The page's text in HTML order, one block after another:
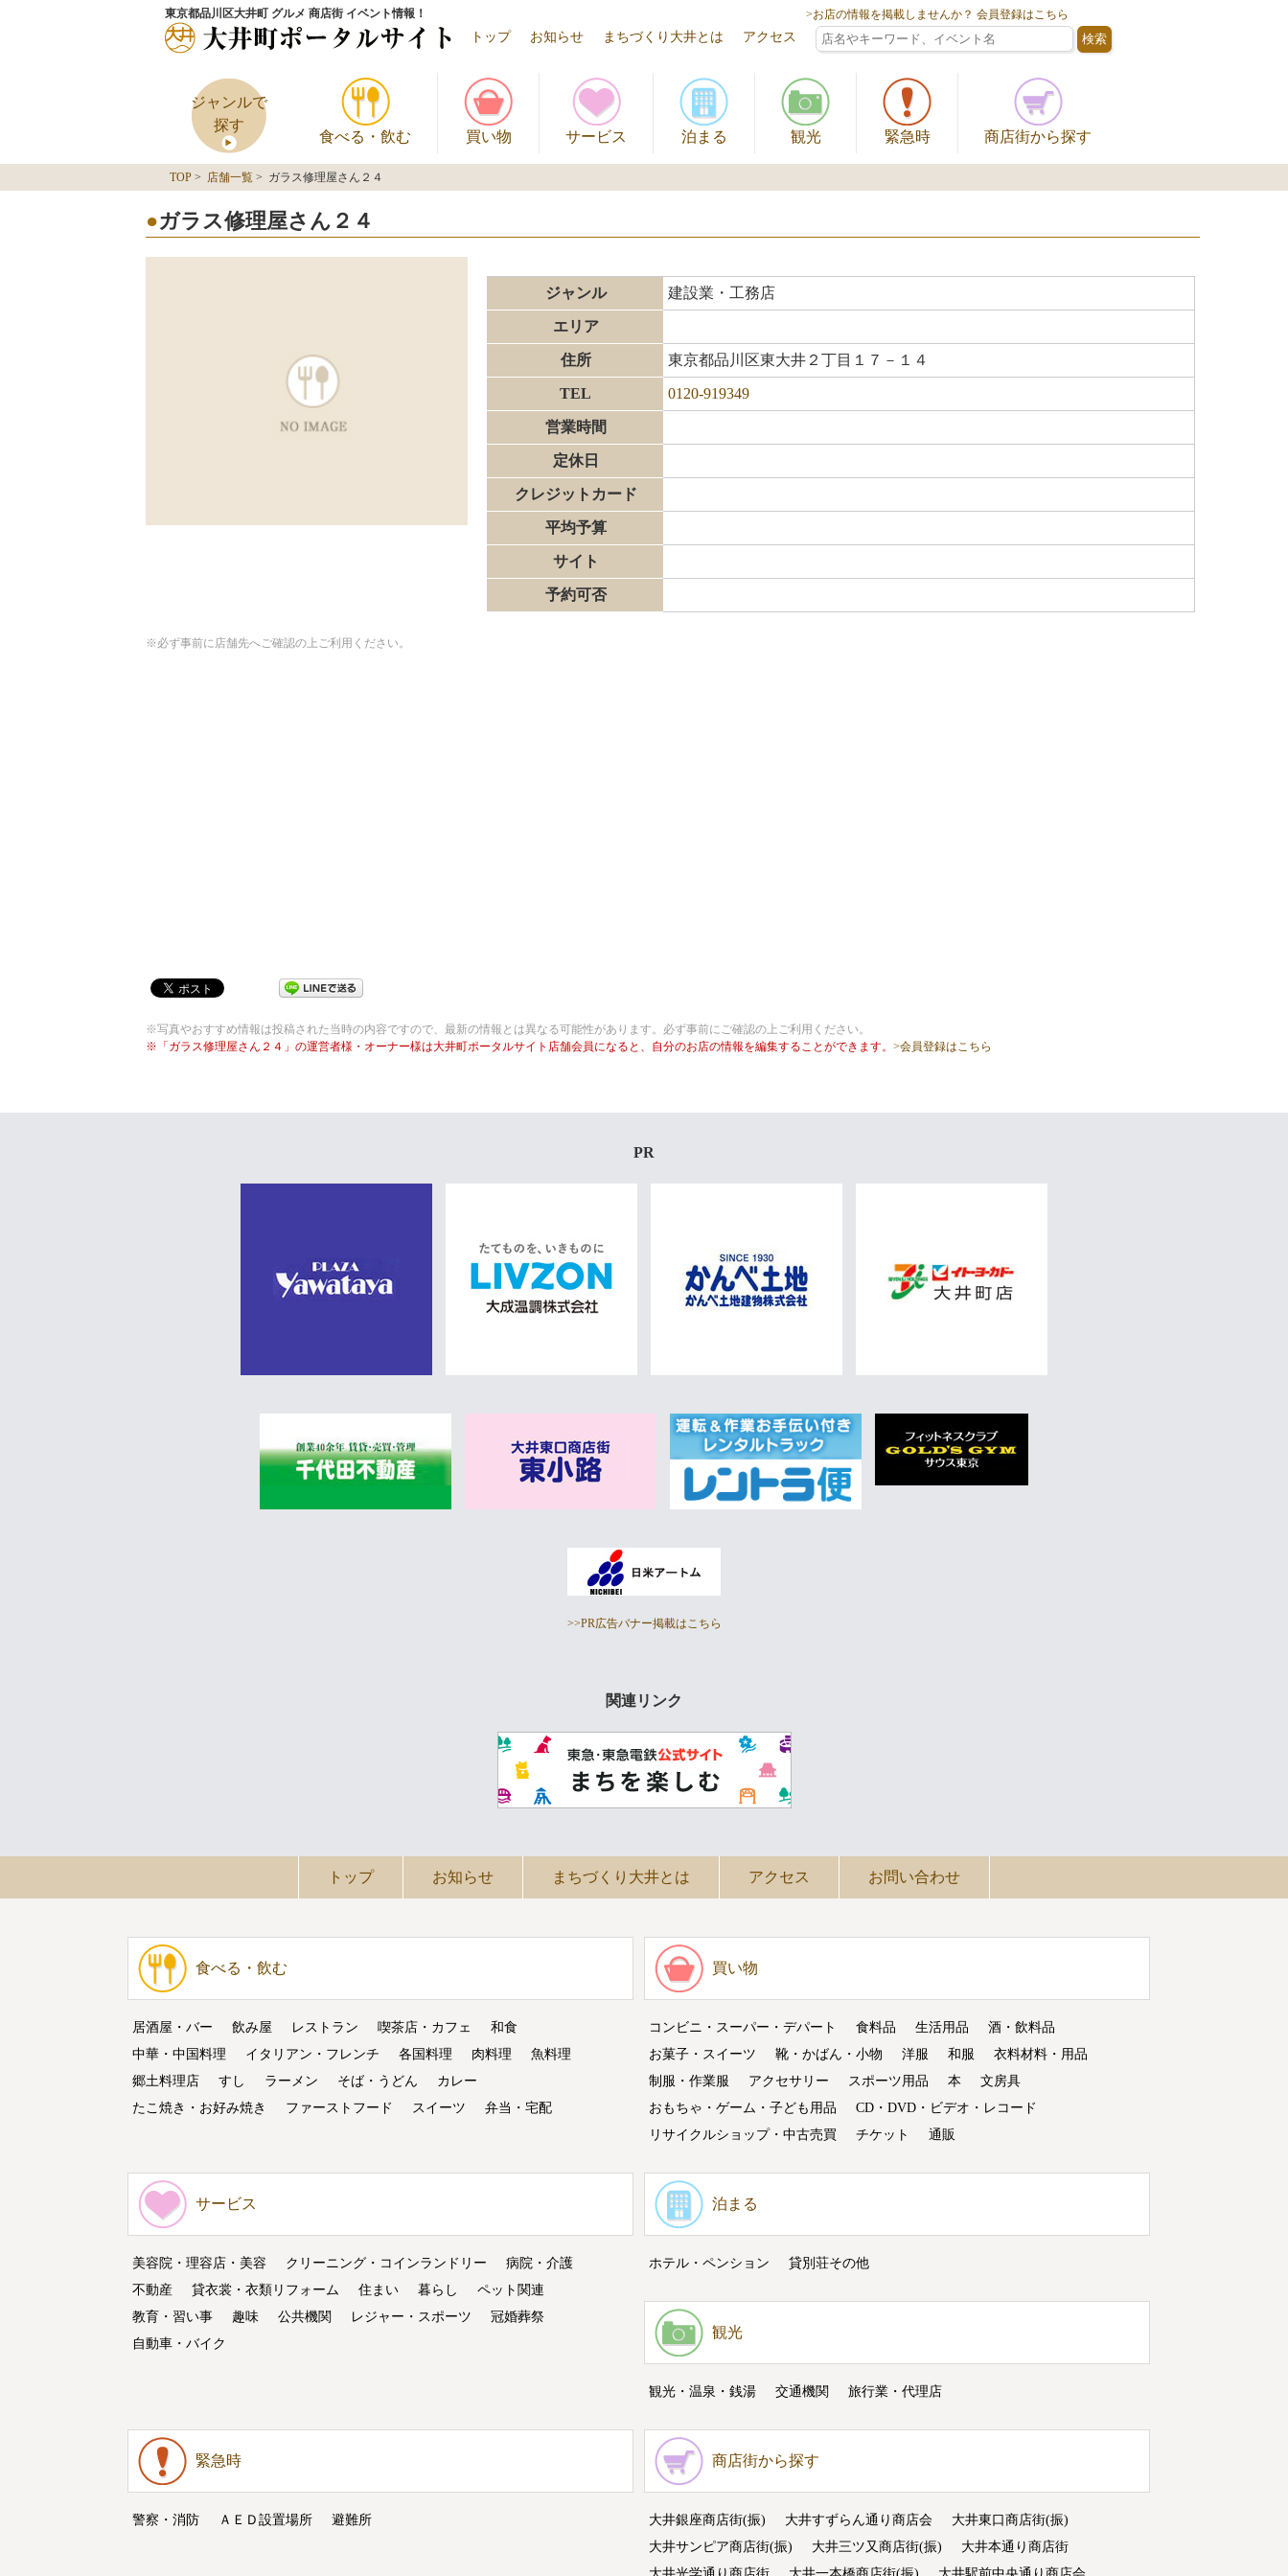
東京都品川区大井町 グルメ 商店街 イベント情報！ >お店の情報を掲載しませんか？ 会員登録はこちら
トップ お知らせ まちづくり大井とは アクセス
ジャンルで
探す
食べる・飲む 買い物 サービス 泊まる 観光 緊急時 商店街から探す
TOP > 店舗一覧 > ガラス修理屋さん２４
ガラス修理屋さん２４
ジャンル 建設業・工務店
エリア
住所 東京都品川区東大井２丁目１７－１４
TEL 0120-919349
営業時間
定休日
クレジットカード
平均予算
サイト
予約可否
※必ず事前に店舗先へご確認の上ご利用ください。
※写真やおすすめ情報は投稿された当時の内容ですので、最新の情報とは異なる可能性があります。必ず事前にご確認の上ご利用ください。
※「ガラス修理屋さん２４」の運営者様・オーナー様は大井町ポータルサイト店舗会員になると、自分のお店の情報を編集することができます。 >会員登録はこちら
PR
>>PR広告バナー掲載はこちら
関連リンク
トップ お知らせ まちづくり大井とは アクセス お問い合わせ
食べる・飲む
居酒屋・バー 飲み屋 レストラン 喫茶店・カフェ
和食
中華・中国料理
イタリアン・フレンチ 各国料理 肉料理
魚料理
郷土料理店
すし ラーメン そば・うどん
カレー
たこ焼き・お好み焼き
ファーストフード スイーツ 弁当・宅配
買い物
コンビニ・スーパー・デパート 食料品 生活用品
酒・飲料品
お菓子・スイーツ
靴・かばん・小物 洋服 和服
衣料材料・用品
制服・作業服
アクセサリー スポーツ用品 本
文房具
おもちゃ・ゲーム・子ども用品
CD・DVD・ビデオ・レコード
リサイクルショップ・中古売買
チケット 通販
サービス
美容院・理容店・美容 クリーニング・コインランドリー
病院・介護
不動産
貸衣裳・衣類リフォーム 住まい 暮らし
ペット関連
教育・習い事
趣味 公共機関 レジャー・スポーツ
冠婚葬祭
自動車・バイク
泊まる
ホテル・ペンション 貸別荘その他
観光
観光・温泉・銭湯 交通機関 旅行業・代理店
緊急時
警察・消防 ＡＥＤ設置場所 避難所
商店街から探す
大井銀座商店街(振) 大井すずらん通り商店会
大井東口商店街(振)
大井サンピア商店街(振)
大井三ツ又商店街(振)
大井本通り商店街